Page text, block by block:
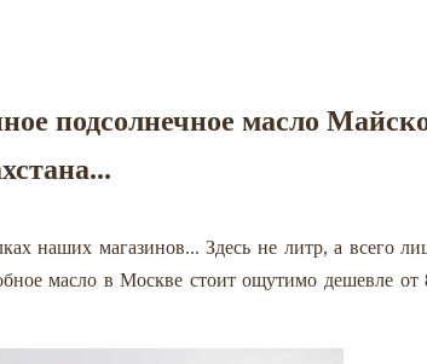
подсолнечное масло
наших магазинов... Здесь не литр, а всего
масло в Москве стоит ощутимо дешевле от